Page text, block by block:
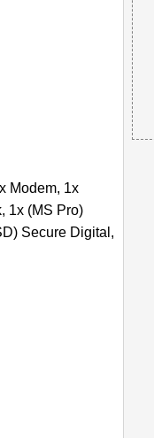
Modem, 1x
1x (MS Pro)
Secure Digital,